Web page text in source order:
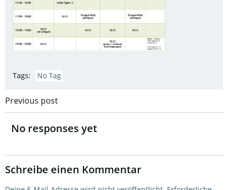
Tags: No Tag
Post
navigation
Previous post
No responses yet
Schreibe einen Kommentar